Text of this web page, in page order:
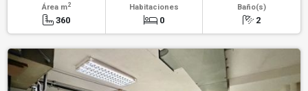
Área m2
360
Habitaciones
0
Baño(s)
2